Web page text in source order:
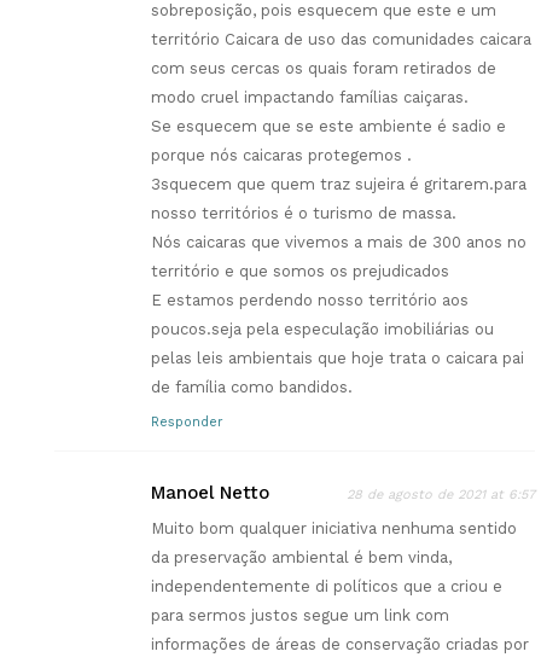
sobreposição, pois esquecem que este e um
território Caicara de uso das comunidades caicara
com seus cercas os quais foram retirados de
modo cruel impactando famílias caiçaras.
Se esquecem que se este ambiente é sadio e
porque nós caicaras protegemos .
3squecem que quem traz sujeira é gritarem.para
nosso territórios é o turismo de massa.
Nós caicaras que vivemos a mais de 300 anos no
território e que somos os prejudicados
E estamos perdendo nosso território aos
poucos.seja pela especulação imobiliárias ou
pelas leis ambientais que hoje trata o caicara pai
de família como bandidos.
Responder
Manoel Netto 28 de agosto de 2021 at 6:57
Muito bom qualquer iniciativa nenhuma sentido
da preservação ambiental é bem vinda,
independentemente di políticos que a criou e
para sermos justos segue um link com
informações de áreas de conservação criadas por